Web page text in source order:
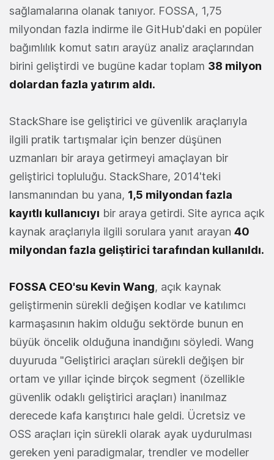
sağlamalarına olanak tanıyor. FOSSA, 1,75
milyondan fazla indirme ile GitHub'daki en popüler
bağımlılık komut satırı arayüz analiz araçlarından
birini geliştirdi ve bugüne kadar toplam 38 milyon
dolardan fazla yatırım aldı.
StackShare ise geliştirici ve güvenlik araçlarıyla
ilgili pratik tartışmalar için benzer düşünen
uzmanları bir araya getirmeyi amaçlayan bir
geliştirici topluluğu. StackShare, 2014'teki
lansmanından bu yana, 1,5 milyondan fazla
kayıtlı kullanıcıyı bir araya getirdi. Site ayrıca açık
kaynak araçlarıyla ilgili sorulara yanıt arayan 40
milyondan fazla geliştirici tarafından kullanıldı.
FOSSA CEO'su Kevin Wang, açık kaynak
geliştirmenin sürekli değişen kodlar ve katılımcı
karmaşasının hakim olduğu sektörde bunun en
büyük öncelik olduğuna inandığını söyledi. Wang
duyuruda "Geliştirici araçları sürekli değişen bir
ortam ve yıllar içinde birçok segment (özellikle
güvenlik odaklı geliştirici araçları) inanılmaz
derecede kafa karıştırıcı hale geldi. Ücretsiz ve
OSS araçları için sürekli olarak ayak uydurulması
gereken yeni paradigmalar, trendler ve modeller